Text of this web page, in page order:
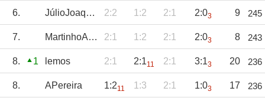
6. JúlioJoaquim 2:2 1:2 2:1 2:03 9 245
7. MartinhoAmorim 2:1 1:2 2:1 2:03 8 243
8. 1 lemos 2:1 2:111 2:1 3:13 20 236
8. APereira 1:211 1:3 2:1 1:03 17 236